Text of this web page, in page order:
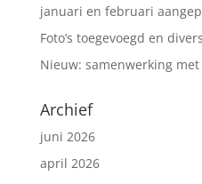
januari en februari
Foto’s toegevoegd en
Nieuw: samenwerking met
Archief
juni 2026
april 2026